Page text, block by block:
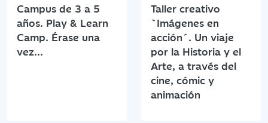
Campus de 3 a 5
años. Play & Learn
Camp. Érase una
vez...
Taller creativo
`Imágenes en
acción´. Un viaje
por la Historia y el
Arte, a través del
cine, cómic y
animación